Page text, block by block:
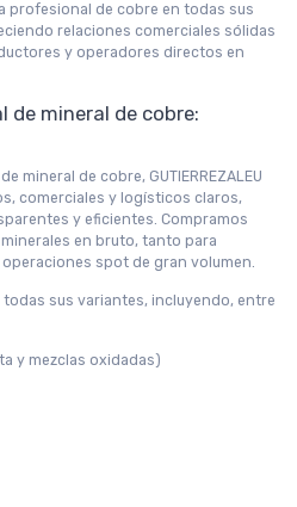
profesional de cobre en todas sus
relaciones comerciales sólidas
y operadores directos en
de mineral de cobre:
mineral de cobre, GUTIERREZALEU
comerciales y logísticos claros,
y eficientes. Compramos
en bruto, tanto para
spot de gran volumen.
sus variantes, incluyendo, entre
y mezclas oxidadas)